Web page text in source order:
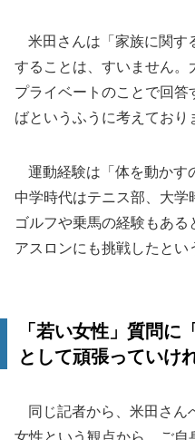
米田さんは「家族に関す
することは、すいません。
プライベートのことで回
ばというふうに考えており
運動経験は「体を動かす
中学時代はテニス部、大
ゴルフや乗馬の経験もある
アスロンにも挑戦したとい
「若い女性」質問に
として頑張っていけ
同じ記者から、米田さん
女性という観点から、ご